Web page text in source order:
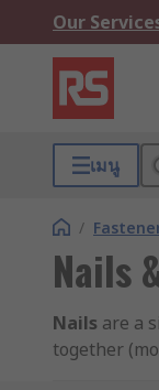
Our
เมนู
/
Nails
Nails are a
together